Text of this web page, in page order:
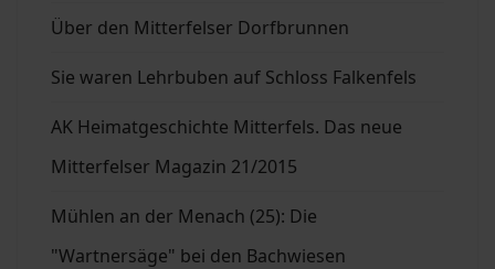
Über den Mitterfelser Dorfbrunnen
Sie waren Lehrbuben auf Schloss Falkenfels
AK Heimatgeschichte Mitterfels. Das neue
Mitterfelser Magazin 21/2015
Mühlen an der Menach (25): Die
"Wartnersäge" bei den Bachwiesen